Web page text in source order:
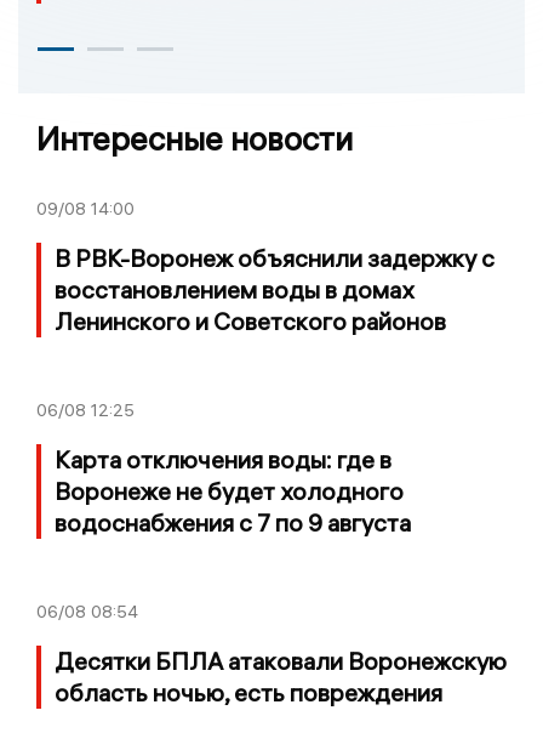
Интересные новости
09/08 14:00
В РВК-Воронеж объяснили задержку с
восстановлением воды в домах
Ленинского и Советского районов
06/08 12:25
Карта отключения воды: где в
Воронеже не будет холодного
водоснабжения с 7 по 9 августа
06/08 08:54
Десятки БПЛА атаковали Воронежскую
область ночью, есть повреждения